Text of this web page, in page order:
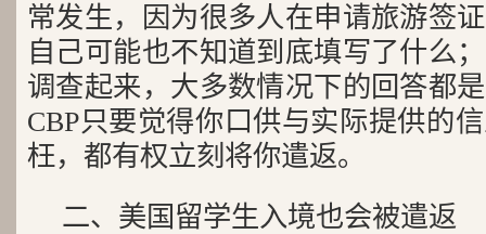
常发生，因为很多人在申请旅游签
自己可能也不知道到底填写了什么
调查起来，大多数情况下的回答都
CBP只要觉得你口供与实际提供的
枉，都有权立刻将你遣返。
二、美国留学生入境也会被遣返